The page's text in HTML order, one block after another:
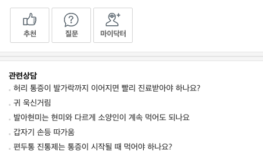
추천 질문 마이닥터
관련상담
허리 통증이 발가락까지 이어지면 빨리 진료받아야 하나요?
귀 욱신거림
발아현미는 현미와 다르게 소양인이 계속 먹어도 되나요
갑자기 손등 따가움
편두통 진통제는 통증이 시작될 때 먹어야 하나요?